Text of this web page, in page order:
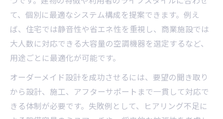
て、個別に最適なシステム構成を提案できます。例え
ば、住宅では静音性や省エネ性を重視し、商業施設では
大人数に対応できる大容量の空調機器を選定するなど、
用途ごとに最適化が可能です。
オーダーメイド設計を成功させるには、要望の聞き取り
から設計、施工、アフターサポートまで一貫して対応で
きる体制が必要です。失敗例として、ヒアリング不足に